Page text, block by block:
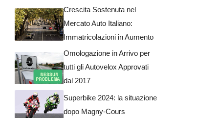
Crescita Sostenuta nel
Mercato Auto Italiano:
Immatricolazioni in Aumento
Omologazione in Arrivo per
tutti gli Autovelox Approvati
dal 2017
Superbike 2024: la situazione
dopo Magny-Cours